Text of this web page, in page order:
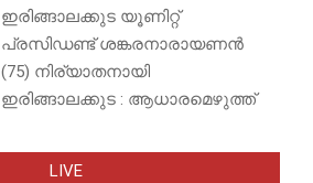
ഇരിങ്ങാലക്കുട യൂണിറ്റ്
പ്രസിഡണ്ട് ശങ്കരനാരായണൻ
(75) നിര്യാതനായി
ഇരിങ്ങാലക്കുട : ആധാരമെഴുത്ത്
LIVE